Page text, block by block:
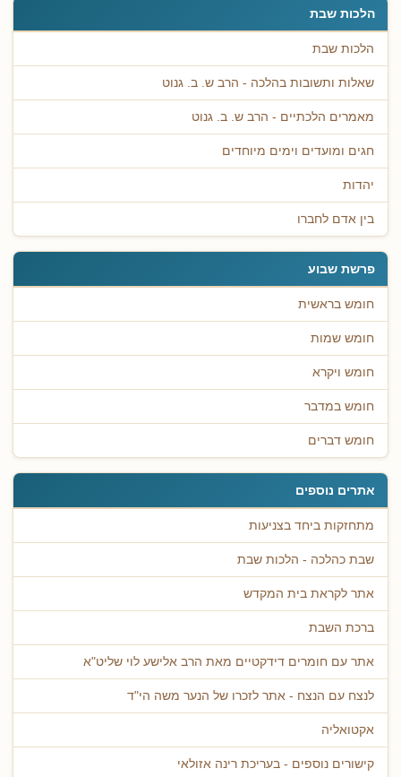
הלכות שבת
הלכות שבת
שאלות ותשובות בהלכה - הרב ש. ב. גנוט
מאמרים הלכתיים - הרב ש. ב. גנוט
חגים ומועדים וימים מיוחדים
יהדות
בין אדם לחברו
פרשת שבוע
חומש בראשית
חומש שמות
חומש ויקרא
חומש במדבר
חומש דברים
אתרים נוספים
מתחזקות ביחד בצניעות
שבת כהלכה - הלכות שבת
אתר לקראת בית המקדש
ברכת השבת
אתר עם חומרים דידקטיים מאת הרב אלישע לוי שליט"א
לנצח עם הנצח - אתר לזכרו של הנער משה הי"ד
אקטואליה
קישורים נוספים - בעריכת רינה אזולאי